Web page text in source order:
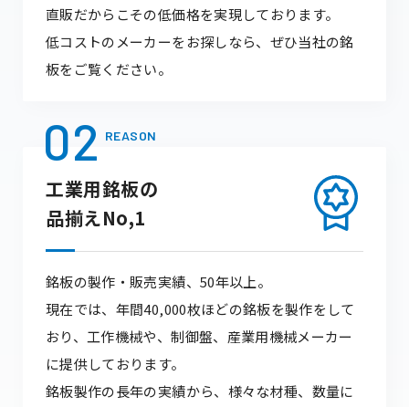
直販だからこその低価格を実現しております。
低コストのメーカーをお探しなら、ぜひ当社の銘
板をご覧ください。
02 REASON
工業用銘板の
品揃えNo,1
銘板の製作・販売実績、50年以上。
現在では、年間40,000枚ほどの銘板を製作をして
おり、工作機械や、制御盤、産業用機械メーカー
に提供しております。
銘板製作の長年の実績から、様々な材種、数量に